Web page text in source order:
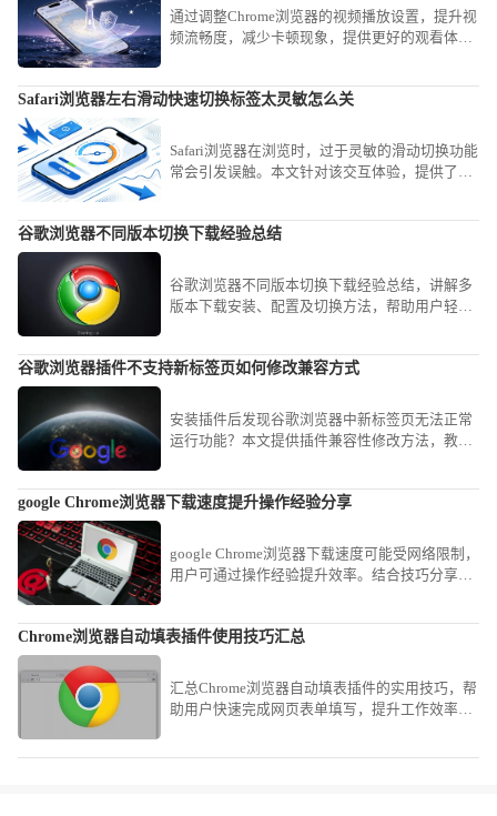
通过调整Chrome浏览器的视频播放设置，提升视
频流畅度，减少卡顿现象，提供更好的观看体
Safari浏览器左右滑动快速切换标签太灵敏怎么关
Safari浏览器在浏览时，过于灵敏的滑动切换功能
常会引发误触。本文针对该交互体验，提供了详
浏览网页时的专注度与操作精准性。
谷歌浏览器不同版本切换下载经验总结
谷歌浏览器不同版本切换下载经验总结，讲解多
版本下载安装、配置及切换方法，帮助用户轻松
谷歌浏览器插件不支持新标签页如何修改兼容方式
安装插件后发现谷歌浏览器中新标签页无法正常
运行功能？本文提供插件兼容性修改方法，教你
google Chrome浏览器下载速度提升操作经验分享
google Chrome浏览器下载速度可能受网络限制，
用户可通过操作经验提升效率。结合技巧分享，
Chrome浏览器自动填表插件使用技巧汇总
汇总Chrome浏览器自动填表插件的实用技巧，帮
助用户快速完成网页表单填写，提升工作效率，